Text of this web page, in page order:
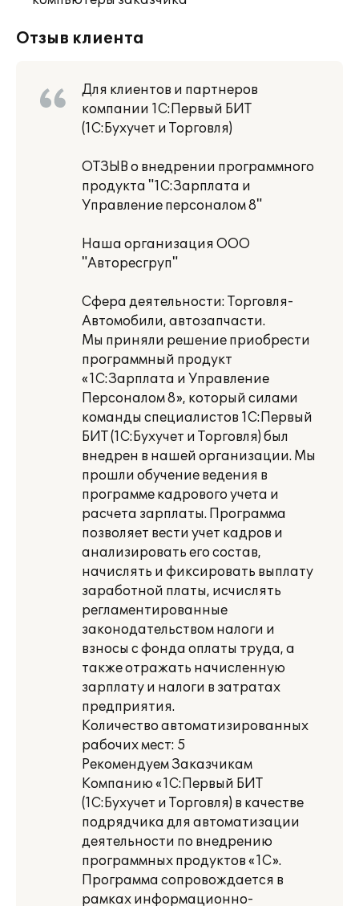
Отзыв клиента
Для клиентов и партнеров
компании 1С:Первый БИТ
(1С:Бухучет и Торговля)
ОТЗЫВ о внедрении программного
продукта "1С:Зарплата и
Управление персоналом 8"
Наша организация ООО
"Авторесгруп"
Сфера деятельности: Торговля-
Автомобили, автозапчасти.
Мы приняли решение приобрести
программный продукт
«1С:Зарплата и Управление
Персоналом 8», который силами
команды специалистов 1С:Первый
БИТ (1С:Бухучет и Торговля) был
внедрен в нашей организации. Мы
прошли обучение ведения в
программе кадрового учета и
расчета зарплаты. Программа
позволяет вести учет кадров и
анализировать его состав,
начислять и фиксировать выплату
заработной платы, исчислять
регламентированные
законодательством налоги и
взносы с фонда оплаты труда, а
также отражать начисленную
зарплату и налоги в затратах
предприятия.
Количество автоматизированных
рабочих мест: 5
Рекомендуем Заказчикам
Компанию «1С:Первый БИТ
(1С:Бухучет и Торговля) в качестве
подрядчика для автоматизации
деятельности по внедрению
программных продуктов «1С».
Программа сопровождается в
рамках информационно-